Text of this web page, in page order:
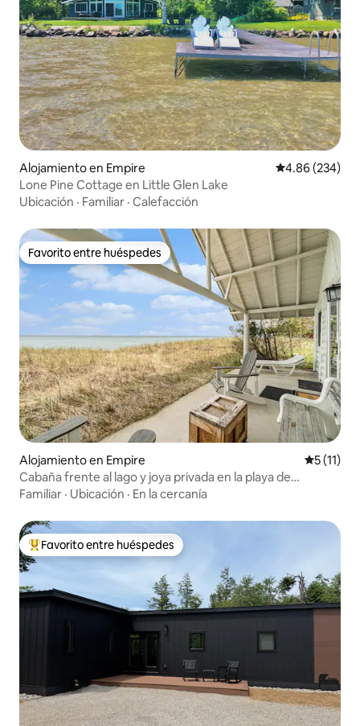
Alojamiento en Empire Calificación
4.86 (234)
Lone Pine Cottage en Little Glen Lake
Ubicación · Familiar · Calefacción
Favorito entre huéspedes
Favorito entre huéspedes
Alojamiento en Empire
5 (11)
Cabaña frente al lago y joya privada en la playa de
Michigan
Familiar · Ubicación · En la cercanía
Favorito entre huéspedes preferido
Favorito entre huéspedes